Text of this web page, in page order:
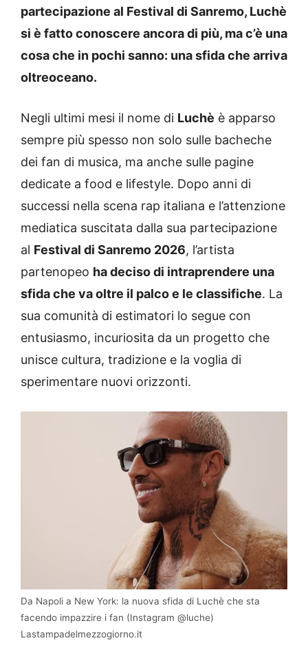
partecipazione al Festival di Sanremo, Luchè
si è fatto conoscere ancora di più, ma c’è una
cosa che in pochi sanno: una sfida che arriva
oltreoceano.
Negli ultimi mesi il nome di Luchè è apparso
sempre più spesso non solo sulle bacheche
dei fan di musica, ma anche sulle pagine
dedicate a food e lifestyle. Dopo anni di
successi nella scena rap italiana e l’attenzione
mediatica suscitata dalla sua partecipazione
al Festival di Sanremo 2026, l’artista
partenopeo ha deciso di intraprendere una
sfida che va oltre il palco e le classifiche. La
sua comunità di estimatori lo segue con
entusiasmo, incuriosita da un progetto che
unisce cultura, tradizione e la voglia di
sperimentare nuovi orizzonti.
Da Napoli a New York: la nuova sfida di Luchè che sta
facendo impazzire i fan (Instagram @luche)
Lastampadelmezzogiorno.it